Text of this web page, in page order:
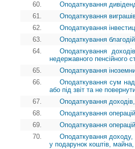
60.
Оподаткування
61.
Оподаткування
62.
Оподаткування
63.
Оподаткування
64.
Оподаткування
недержавного пенсійного
65.
Оподаткування
66.
Оподаткування сум
або під звіт та не
67.
Оподаткування
68.
Оподаткування
69.
Оподаткування
70.
Оподаткування
у подарунок коштів,